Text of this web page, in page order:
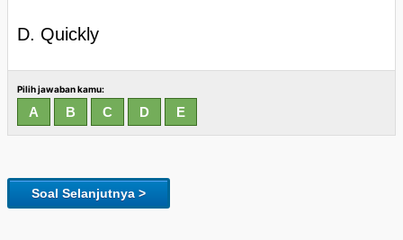
D. Quickly
Pilih jawaban kamu:
Soal Selanjutnya >